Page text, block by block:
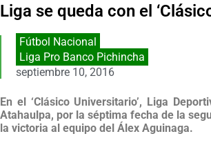
Liga se queda con el
Fútbol Nacional
Liga Pro Banco Pichincha
septiembre 10, 2016
En el ‘Clásico Universitario’, Liga
Atahaulpa, por la séptima fecha de la
la victoria al equipo del Álex Aguinaga.